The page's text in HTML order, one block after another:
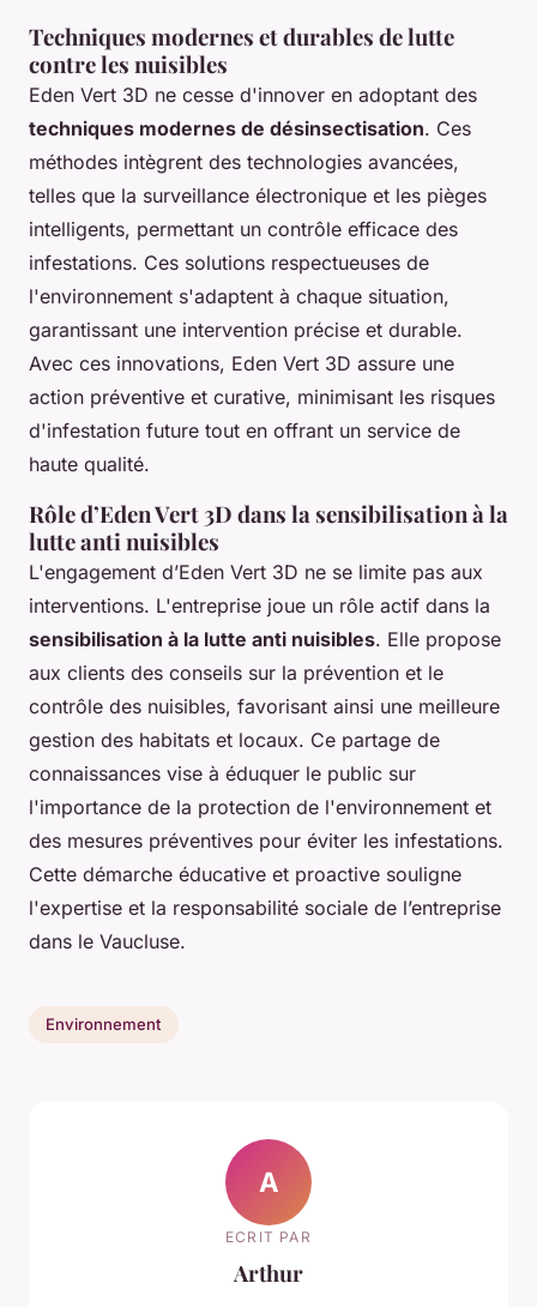
Techniques modernes et durables de lutte
contre les nuisibles
Eden Vert 3D ne cesse d'innover en adoptant des
techniques modernes de désinsectisation. Ces
méthodes intègrent des technologies avancées,
telles que la surveillance électronique et les pièges
intelligents, permettant un contrôle efficace des
infestations. Ces solutions respectueuses de
l'environnement s'adaptent à chaque situation,
garantissant une intervention précise et durable.
Avec ces innovations, Eden Vert 3D assure une
action préventive et curative, minimisant les risques
d'infestation future tout en offrant un service de
haute qualité.
Rôle d’Eden Vert 3D dans la sensibilisation à la
lutte anti nuisibles
L'engagement d’Eden Vert 3D ne se limite pas aux
interventions. L'entreprise joue un rôle actif dans la
sensibilisation à la lutte anti nuisibles. Elle propose
aux clients des conseils sur la prévention et le
contrôle des nuisibles, favorisant ainsi une meilleure
gestion des habitats et locaux. Ce partage de
connaissances vise à éduquer le public sur
l'importance de la protection de l'environnement et
des mesures préventives pour éviter les infestations.
Cette démarche éducative et proactive souligne
l'expertise et la responsabilité sociale de l’entreprise
dans le Vaucluse.
Environnement
A
ECRIT PAR
Arthur